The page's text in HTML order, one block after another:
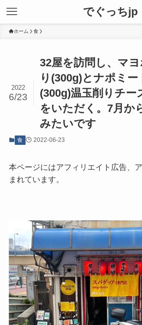
でぐっちjp
ホーム 食
32屋を訪問し、マ
り(300g)とナポミー
(300g)温玉削りチー
をいただく。7月か
みたいです
2022
6/23
食 2022-06-23
本ページにはアフィリエイト広告、
まれています。